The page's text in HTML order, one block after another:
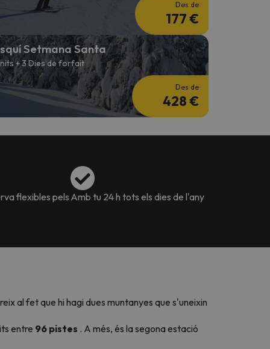
Des de
177 €
Setmana Santa
+ 3 Dies de forfait
Des de
428 €
flexibles pels Amb tu 24 h tots els dies de l'any
al fet que hi hagi dues muntanyes que s'uneixin
entre 96 pistes . A més, és la segona estació